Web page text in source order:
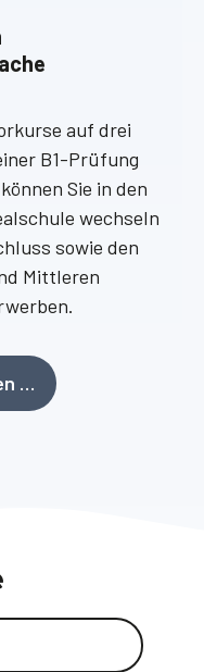
auf drei
B1-Prüfung
Sie in den
wechseln
sowie den
Mittleren
…